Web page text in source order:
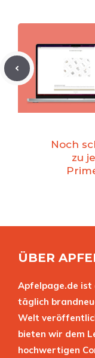
Noch
zu
ÜBER
Apfelpage.de ist
täglich
Welt
bieten wir dem
hochwertigen